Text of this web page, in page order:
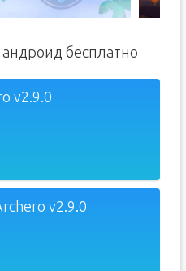
бесплатно
v2.9.0
v2.9.0